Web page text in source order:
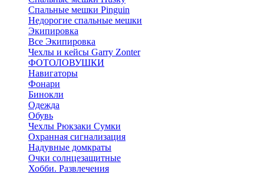
Спальные мешки Pinguin
Недорогие спальные мешки
Экипировка
Все Экипировка
Чехлы и кейсы Garry Zonter
ФОТОЛОВУШКИ
Навигаторы
Фонари
Бинокли
Одежда
Обувь
Чехлы Рюкзаки Сумки
Охранная сигнализация
Надувные домкраты
Очки солнцезащитные
Хобби. Развлечения